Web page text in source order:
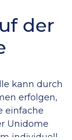
der
kann durch
erfolgen,
einfache
Unidome
individuell